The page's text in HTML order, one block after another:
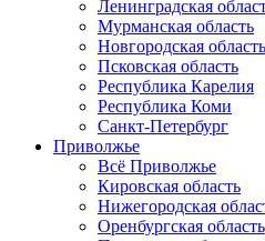
Ленинградская
Мурманская область
Новгородская область
Псковская область
Республика Карелия
Республика Коми
Санкт-Петербург
Приволжье
Всё Приволжье
Кировская область
Нижегородская
Оренбургская область